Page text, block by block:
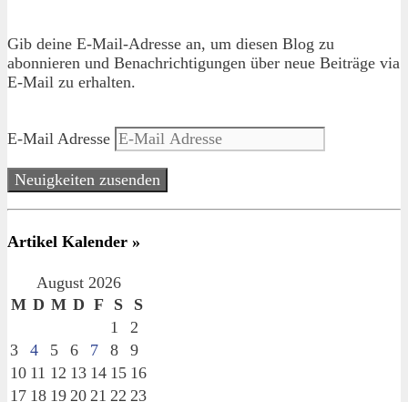
Gib deine E-Mail-Adresse an, um diesen Blog zu
abonnieren und Benachrichtigungen über neue Beiträge via
E-Mail zu erhalten.
E-Mail Adresse
Neuigkeiten zusenden
Artikel Kalender »
August 2026
M D M D F S
S
1
2
3
4 5 6 7 8
9
10 11 12 13 14 15 16
17 18 19 20 21 22 23